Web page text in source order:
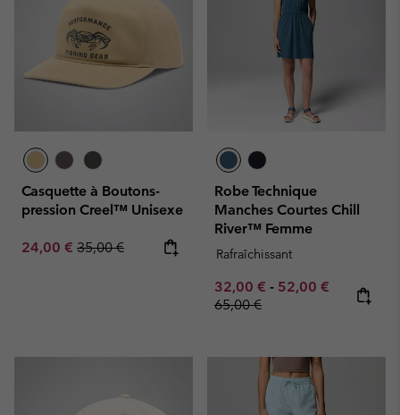
Casquette à Boutons-
pression Creel™ Unisexe
Sale price:
24,00 € Regular price:
35,00 €
Robe Technique
Manches Courtes Chill
River™ Femme
Rafraîchissant
Minimum sale price:
32,00 € - Maximum sale
52,00 € Regular
65,00 €